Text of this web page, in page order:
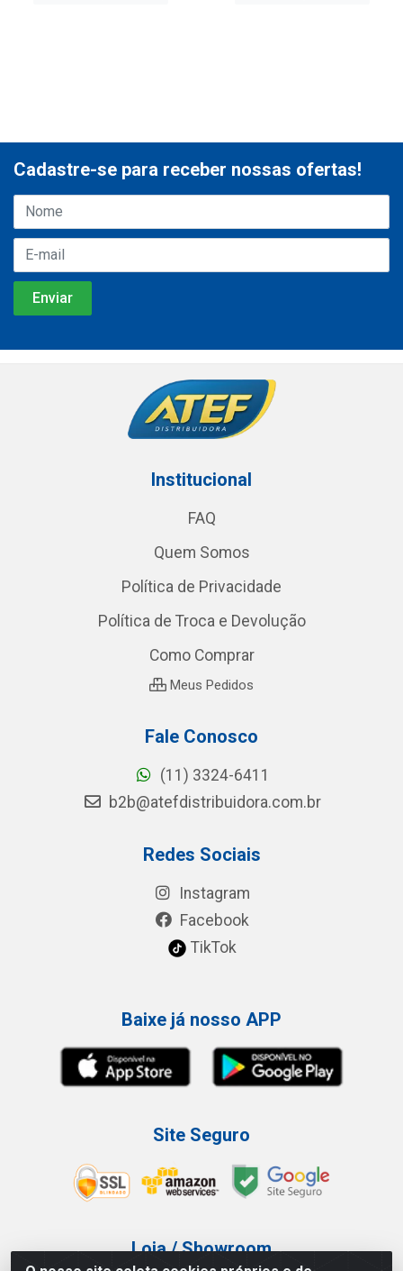
Cadastre-se para receber nossas ofertas!
Institucional
FAQ
Quem Somos
Política de Privacidade
Política de Troca e Devolução
Como Comprar
Meus Pedidos
Fale Conosco
(11) 3324-6411
b2b@atefdistribuidora.com.br
Redes Sociais
Instagram
Facebook
TikTok
Baixe já nosso APP
Site Seguro
Loja / Showroom